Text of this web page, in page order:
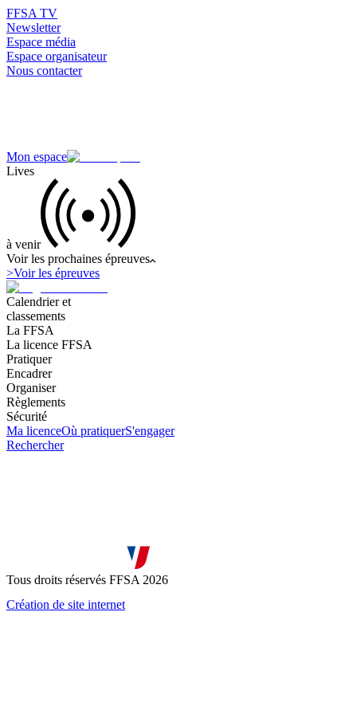
FFSA TV
Newsletter
Espace média
Espace organisateur
Nous contacter
Mon espace
Lives
à venir
Voir les prochaines épreuves
>Voir les épreuves
Calendrier et
classements
La FFSA
La licence FFSA
Pratiquer
Encadrer
Organiser
Règlements
Sécurité
Ma licenceOù pratiquerS'engager
Rechercher
Tous droits réservés FFSA 2026
Création de site internet